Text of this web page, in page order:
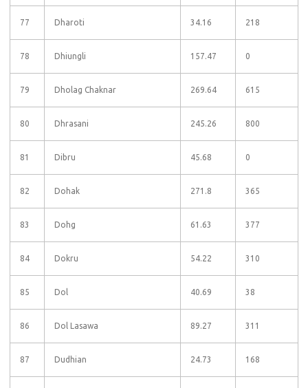
77 Dharoti 34.16 218
78 Dhiungli 157.47 0
79 Dholag Chaknar 269.64 615
80 Dhrasani 245.26 800
81 Dibru 45.68 0
82 Dohak 271.8 365
83 Dohg 61.63 377
84 Dokru 54.22 310
85 Dol 40.69 38
86 Dol Lasawa 89.27 311
87 Dudhian 24.73 168